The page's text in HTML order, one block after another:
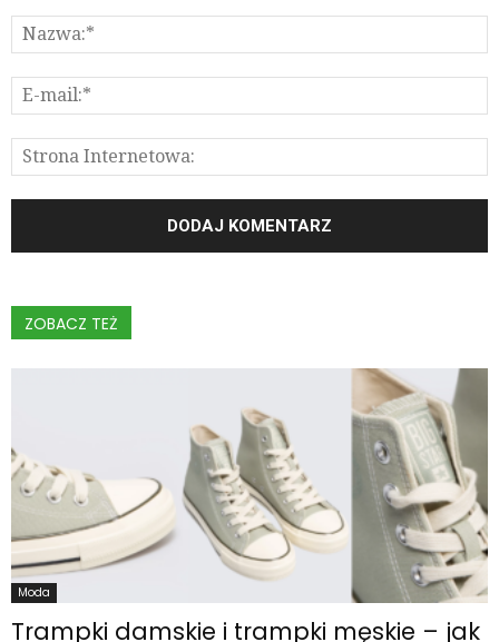
ZOBACZ TEŻ
Moda
Trampki damskie i trampki męskie – jak